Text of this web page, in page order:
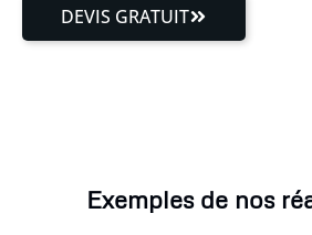
DEVIS GRATUIT
Exemples de nos